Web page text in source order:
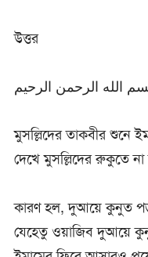
উত্তর
الله الرحمن الرحيم
মুসল্লিদের তাকবীর শুনে
দেখে মুসল্লিদের রুকুতে না
কারণ হল, দুআয়ে কুনুত
যেহেতু ওয়াজিব দুআয়ে